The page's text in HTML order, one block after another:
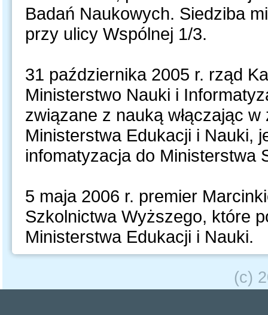
Badań Naukowych. Siedziba
przy ulicy Wspólnej 1/3.
31 października 2005 r. rząd
Ministerstwo Nauki i
związane z nauką włączając
Ministerstwa Edukacji i Nauki,
infomatyzacja do Ministerstwa
5 maja 2006 r. premier
Szkolnictwa Wyższego, które
Ministerstwa Edukacji i Nauki.
(c)